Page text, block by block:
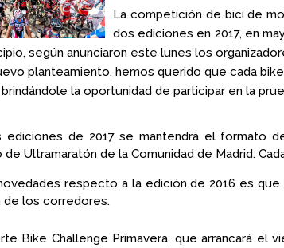
La competición de bici de
dos ediciones en 2017, en
según anunciaron este lunes los
planteamiento, hemos querido que cada
la oportunidad de participar en la
ediciones de 2017 se mantendrá el formato
de Ultramaratón de la Comunidad de Madrid.
respecto a la edición de 2016 es
de los corredores.
Bike Challenge Primavera, que arrancará